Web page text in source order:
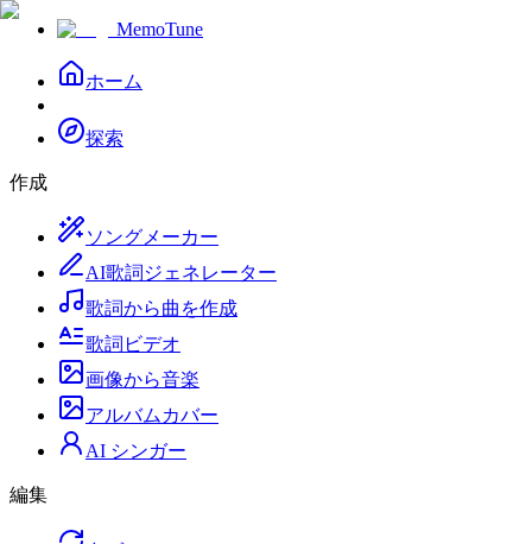
MemoTune
ホーム
探索
作成
ソングメーカー
AI歌詞ジェネレーター
歌詞から曲を作成
歌詞ビデオ
画像から音楽
アルバムカバー
AI シンガー
編集